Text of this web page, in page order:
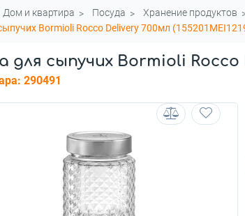
Дом и квартира Посуда Хранение продуктов
Bormioli Rocco Delivery 700мл
для сыпучих Bormioli Rocco
290491